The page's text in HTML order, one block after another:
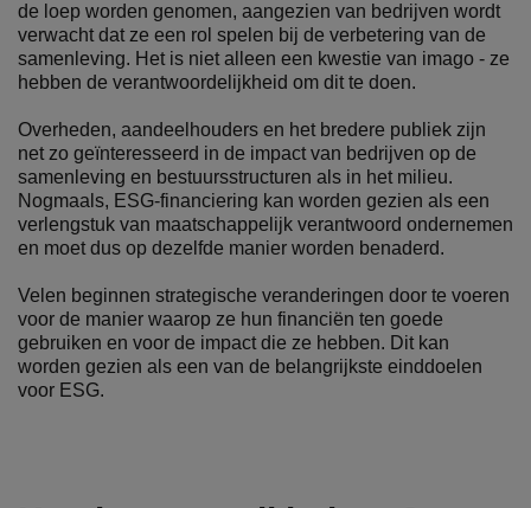
de loep worden genomen, aangezien van bedrijven wordt
verwacht dat ze een rol spelen bij de verbetering van de
samenleving. Het is niet alleen een kwestie van imago - ze
hebben de verantwoordelijkheid om dit te doen.
Overheden, aandeelhouders en het bredere publiek zijn
net zo geïnteresseerd in de impact van bedrijven op de
samenleving en bestuursstructuren als in het milieu.
Nogmaals, ESG-financiering kan worden gezien als een
verlengstuk van maatschappelijk verantwoord ondernemen
en moet dus op dezelfde manier worden benaderd.
Velen beginnen strategische veranderingen door te voeren
voor de manier waarop ze hun financiën ten goede
gebruiken en voor de impact die ze hebben. Dit kan
worden gezien als een van de belangrijkste einddoelen
voor ESG.